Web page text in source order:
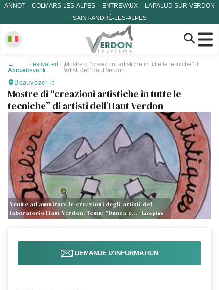
ANNOT COLMARS-LES-ALPES ENTREVAUX
LA PALUD-SUR-VERDON
SAINT-ANDRÉ-LES-ALPES
←
Accueil
Festival ed
eventi
Mostre di “creazioni artistiche in tutte le tecniche” di
artisti dell’Haut Verdon
Beauvezer-it
Mostre di “creazioni artistiche in tutte le
tecniche” di artisti dell’Haut Verdon
Venite ad ammirare le creazioni degli artisti del
laboratorio Haut Verdon. Tema: "Danza e…
Lire plus
DEMANDE D'INFORMATION